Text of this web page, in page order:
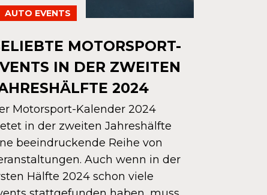
AUTO EVENTS
MOTORSPORT-
IN DER ZWEITEN
2024
Motorsport-Kalender 2024
in der zweiten Jahreshälfte
beeindruckende Reihe von
Auch wenn in der
Hälfte 2024 schon viele